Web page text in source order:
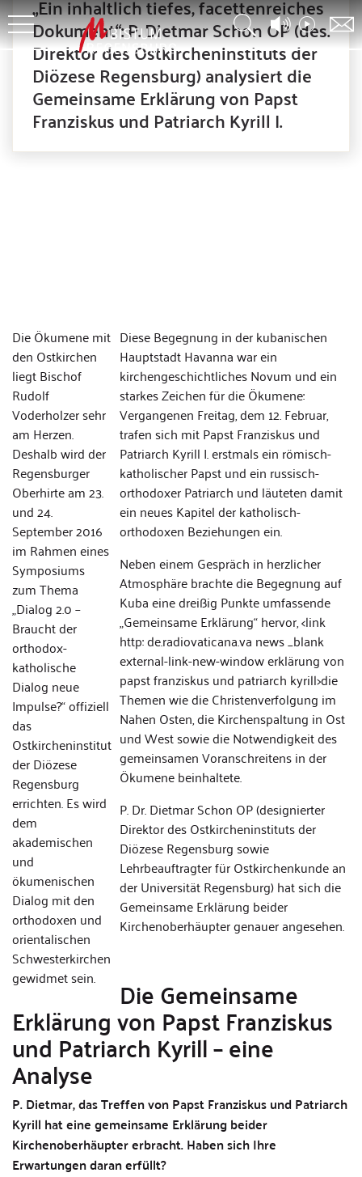
„Ein inhaltlich tiefes, facettenreiches
Dokument“: P. Dietmar Schon OP (des.
Direktor des Ostkircheninstituts der
Diözese Regensburg) analysiert die
Gemeinsame Erklärung von Papst
Franziskus und Patriarch Kyrill I.
Die Ökumene mit
den Ostkirchen
liegt Bischof
Rudolf
Voderholzer sehr
am Herzen.
Deshalb wird der
Regensburger
Oberhirte am 23.
und 24.
September 2016
im Rahmen eines
Symposiums
zum Thema
„Dialog 2.0 –
Braucht der
orthodox-
katholische
Dialog neue
Impulse?“ offiziell
das
Ostkircheninstitut
der Diözese
Regensburg
errichten. Es wird
dem
akademischen
und
ökumenischen
Dialog mit den
orthodoxen und
orientalischen
Schwesterkirchen
gewidmet sein.
Diese Begegnung in der kubanischen
Hauptstadt Havanna war ein
kirchengeschichtliches Novum und ein
starkes Zeichen für die Ökumene:
Vergangenen Freitag, dem 12. Februar,
trafen sich mit Papst Franziskus und
Patriarch Kyrill I. erstmals ein römisch-
katholischer Papst und ein russisch-
orthodoxer Patriarch und läuteten damit
ein neues Kapitel der katholisch-
orthodoxen Beziehungen ein.
Neben einem Gespräch in herzlicher
Atmosphäre brachte die Begegnung auf
Kuba eine dreißig Punkte umfassende
„Gemeinsame Erklärung“ hervor, <link
http: de.radiovaticana.va news _blank
external-link-new-window erklärung von
papst franziskus und patriarch kyrill>die
Themen wie die Christenverfolgung im
Nahen Osten, die Kirchenspaltung in Ost
und West sowie die Notwendigkeit des
gemeinsamen Voranschreitens in der
Ökumene beinhaltete.
P. Dr. Dietmar Schon OP (designierter
Direktor des Ostkircheninstituts der
Diözese Regensburg sowie
Lehrbeauftragter für Ostkirchenkunde an
der Universität Regensburg) hat sich die
Gemeinsame Erklärung beider
Kirchenoberhäupter genauer angesehen.
Die Gemeinsame
Erklärung von Papst Franziskus
und Patriarch Kyrill – eine
Analyse
P. Dietmar, das Treffen von Papst Franziskus und Patriarch
Kyrill hat eine gemeinsame Erklärung beider
Kirchenoberhäupter erbracht. Haben sich Ihre
Erwartungen daran erfüllt?